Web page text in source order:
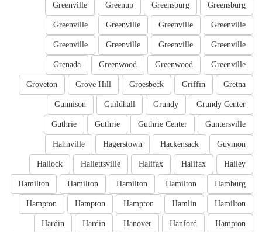
Greensburg
Greensburg
Greenup
Greenville
Greenville
Greenville
Greenville
Greenville
Greenville
Greenville
Greenville
Greenville
Greenville
Greenwood
Greenwood
Grenada
Gretna
Griffin
Groesbeck
Grove Hill
Groveton
Grundy Center
Grundy
Guildhall
Gunnison
Guntersville
Guthrie Center
Guthrie
Guthrie
Guymon
Hackensack
Hagerstown
Hahnville
Hailey
Halifax
Halifax
Hallettsville
Hallock
Hamburg
Hamilton
Hamilton
Hamilton
Hamilton
Hamilton
Hamlin
Hampton
Hampton
Hampton
Hampton
Hanford
Hanover
Hardin
Hardin